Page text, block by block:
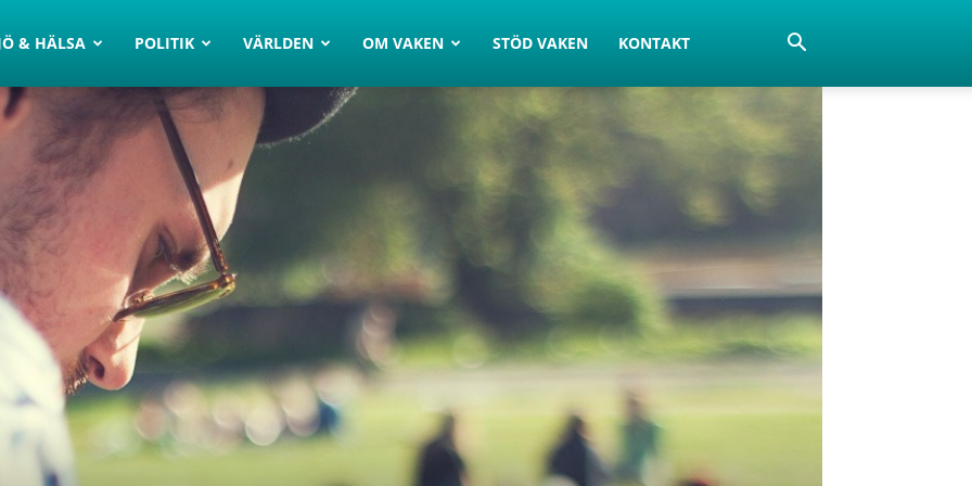
& HÄLSA POLITIK VÄRLDEN OM VAKEN STÖD VAKEN KONTAKT